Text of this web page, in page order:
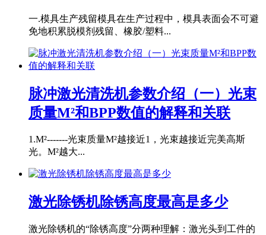
一.模具生产残留模具在生产过程中，模具表面会不可避
免地积累脱模剂残留、橡胶/塑料...
脉冲激光清洗机参数介绍（一）光束
质量M²和BPP数值的解释和关联
1.M²-------光束质量M²越接近1，光束越接近完美高斯
光。M²越大...
激光除锈机除锈高度最高是多少
激光除锈机的“除锈高度”分两种理解：激光头到工件的